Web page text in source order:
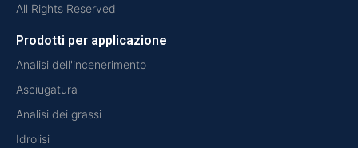
All Rights Reserved
Prodotti per applicazione
Analisi dell'incenerimento
Asciugatura
Analisi dei grassi
Idrolisi